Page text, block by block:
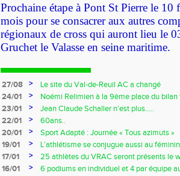
Prochaine étape à Pont St Pierre le
mois pour se consacrer aux autres
régionaux de cross qui auront lieu le
Gruchet le Valasse en seine maritime.
27/08 >
Le site du Val-de-Reuil AC a changé
24/01
>
Noémi Relimien à la 9ème place du
cadette sur 200m !!!
23/01 >
Jean Claude Schaller n’est plus…..
22/01
>
60ans..
20/01
>
Sport Adapté : Journée « Tous azimuts »
19/01
>
L’athlétisme se conjugue aussi au
17/01
>
25 athlètes du VRAC seront présents le
Owens !!!
16/01 >
6 podiums en individuel et 4 par équipe